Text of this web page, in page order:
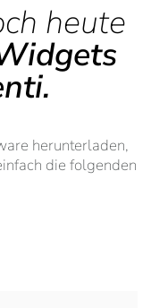
heute
herunterladen,
die folgenden